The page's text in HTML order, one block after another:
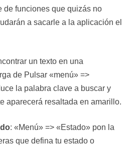
de funciones que quizás no
a sacarle a la aplicación el
un texto en una
de Pulsar «menú» =>
la palabra clave a buscar y
aparecerá resaltada en amarillo.
: «Menú» => «Estado» pon la
que defina tu estado o